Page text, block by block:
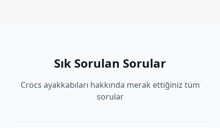
Sık Sorulan Sorular
Crocs ayakkabıları hakkında merak ettiğiniz tüm
sorular